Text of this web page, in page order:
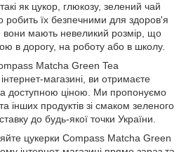
як цукор, глюкозу, зелений чай
робить їх безпечними для здоров'я
вони мають невеликий розмір, що
в дорогу, на роботу або в школу.
Matcha Green Tea
магазині, ви отримаєте
за доступною ціною. Ми пропонуємо
інших продуктів зі смаком зеленого
до будь-якої точки України.
цукерки Compass Matcha Green